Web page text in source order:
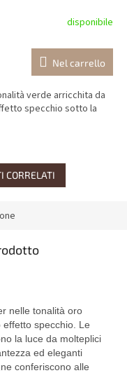
disponibile
Nel carrello
verde arricchita da
specchio sotto la
CORRELATI
nelle tonalità oro
specchio. Le
la luce da molteplici
ed eleganti
conferiscono alle